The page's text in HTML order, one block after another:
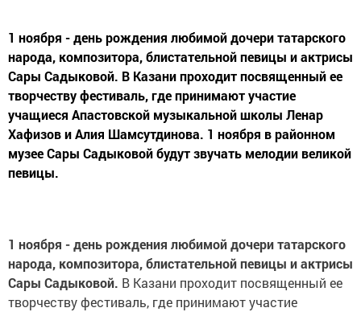
1 ноября - день рождения любимой дочери татарского
народа, композитора, блистательной певицы и актрисы
Сары Садыковой. В Казани проходит посвященный ее
творчеству фестиваль, где принимают участие
учащиеся Апастовской музыкальной школы Ленар
Хафизов и Алия Шамсутдинова. 1 ноября в районном
музее Сары Садыковой будут звучать мелодии великой
певицы.
1 ноября - день рождения любимой дочери татарского
народа, композитора, блистательной певицы и актрисы
Сары Садыковой. В Казани проходит посвященный ее
творчеству фестиваль, где принимают участие